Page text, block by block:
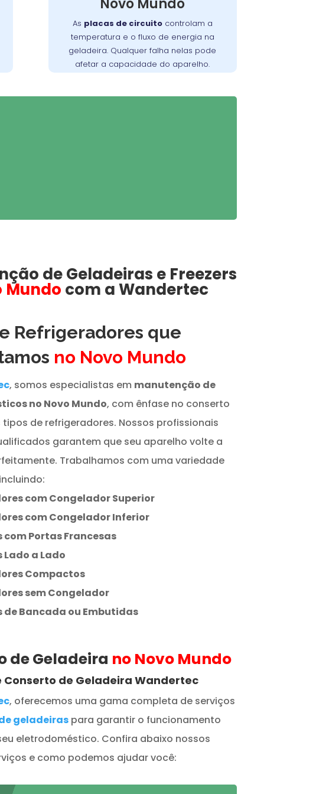
Novo Mundo
As placas de circuitocontrolam a
temperatura e o fluxo de energia na
geladeira. Qualquer falha nelas pode
afetar a capacidade do aparelho.
equipada para diagnosticar e
reparar problemas relacionados à
, garantindo que sua
geladeira funcione perfeitamente.
deGeladeiras e Freezers
Mundo com a Wandertec
Refrigeradores que
no Novo Mundo
, somos especialistas em manutenção de
no Novo Mundo, com ênfase no conserto
de refrigeradores. Nossos profissionais
garantem que seu aparelho volte a
Trabalhamos com uma variedade
com Congelador Superior
com Congelador Inferior
com Portas Francesas
a Lado
Compactos
sem Congelador
de Bancada ou Embutidas
de Geladeira no Novo Mundo
Conserto de Geladeira Wandertec
, oferecemos uma gama completa de serviços
geladeiraspara garantir o funcionamento
eletrodoméstico. Confira abaixo nossos
e como podemos ajudar você: